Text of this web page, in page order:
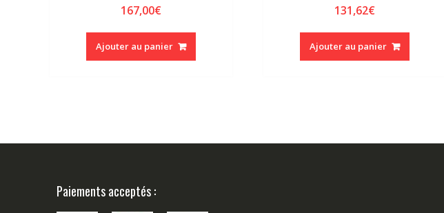
167,00€
Ajouter au panier
131,62€
Ajouter au panier
Paiements acceptés :